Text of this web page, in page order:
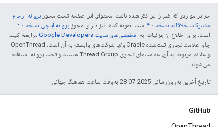
جز در مواردی که غیراز این ذکر شده باشد، محتوای این صفحه تحت مجوز پروانه ارجاع
مشترکات خلاقانه نسخه ۴.۰
است. نمونه کدها نیز دارای مجوز پروانه آپاچی نسخه ۲.۰
است. برای اطلاع از جزئیات، به خطمشی‌های سایت Google Developers‏
مراجعه کنید.
جاوا علامت تجاری ثبت‌شده Oracle و/یا شرکت‌های وابسته به آن است. ‫OpenThread
و علائم مربوط به آن، علامت‌های تجاری Thread Group هستند و تحت پروانه استفاده
می‌شوند.
تاریخ آخرین به‌روزرسانی 2025-07-28 به‌وقت ساعت هماهنگ جهانی.
GitHub